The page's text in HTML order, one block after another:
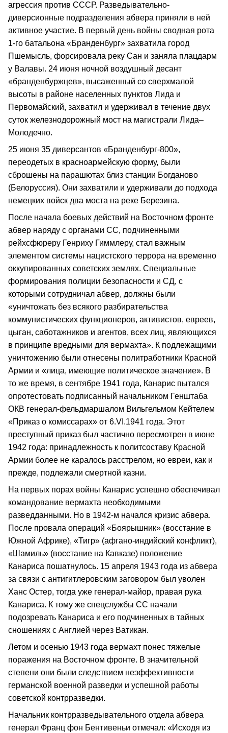
агрессия против СССР. Разведывательно-
диверсионные подразделения абвера приняли в ней
активное участие. В первый день войны сводная рота
1-го батальона «Бранденбург» захватила город
Пшемысль, форсировала реку Сан и заняла плацдарм
у Валавы. 24 июня ночной воздушный десант
«бранденбуржцев», высаженный со сверхмалой
высоты в районе населенных пунктов Лида и
Первомайский, захватил и удерживал в течение двух
суток железнодорожный мост на магистрали Лида–
Молодечно.
25 июня 35 диверсантов «Бранденбург-800»,
переодетых в красноармейскую форму, были
сброшены на парашютах близ станции Богданово
(Белоруссия). Они захватили и удерживали до подхода
немецких войск два моста на реке Березина.
После начала боевых действий на Восточном фронте
абвер наряду с органами СС, подчиненными
рейхсфюреру Генриху Гиммлеру, стал важным
элементом системы нацистского террора на временно
оккупированных советских землях. Специальные
формирования полиции безопасности и СД, с
которыми сотрудничал абвер, должны были
«уничтожать без всякого разбирательства
коммунистических функционеров, активистов, евреев,
цыган, саботажников и агентов, всех лиц, являющихся
в принципе вредными для вермахта». К подлежащими
уничтожению были отнесены политработники Красной
Армии и «лица, имеющие политическое значение». В
то же время, в сентябре 1941 года, Канарис пытался
опротестовать подписанный начальником Генштаба
ОКВ генерал-фельдмаршалом Вильгельмом Кейтелем
«Приказ о комиссарах» от 6.VI.1941 года. Этот
преступный приказ был частично пересмотрен в июне
1942 года: принадлежность к политсоставу Красной
Армии более не каралось расстрелом, но евреи, как и
прежде, подлежали смертной казни.
На первых порах войны Канарис успешно обеспечивал
командование вермахта необходимыми
разведданными. Но в 1942-м начался кризис абвера.
После провала операций «Боярышник» (восстание в
Южной Африке), «Тигр» (афгано-индийский конфликт),
«Шамиль» (восстание на Кавказе) положение
Канариса пошатнулось. 15 апреля 1943 года из абвера
за связи с антигитлеровским заговором был уволен
Ханс Остер, тогда уже генерал-майор, правая рука
Канариса. К тому же спецслужбы СС начали
подозревать Канариса и его подчиненных в тайных
сношениях с Англией через Ватикан.
Летом и осенью 1943 года вермахт понес тяжелые
поражения на Восточном фронте. В значительной
степени они были следствием неэффективности
германской военной разведки и успешной работы
советской контрразведки.
Начальник контрразведывательного отдела абвера
генерал Франц фон Бентивеньи отмечал: «Исходя из